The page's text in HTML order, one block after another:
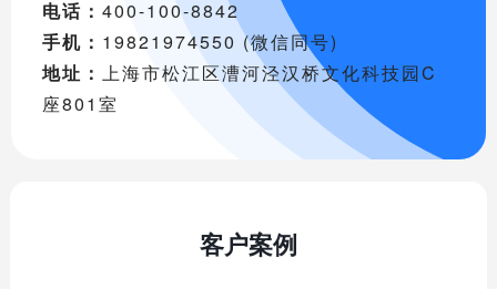
电话： 400-100-8842
手机： 19821974550 (微信同号)
地址： 上海市松江区漕河泾汉桥文化科技园C
座801室
客户案例